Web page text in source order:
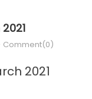
Comment(0)
2021